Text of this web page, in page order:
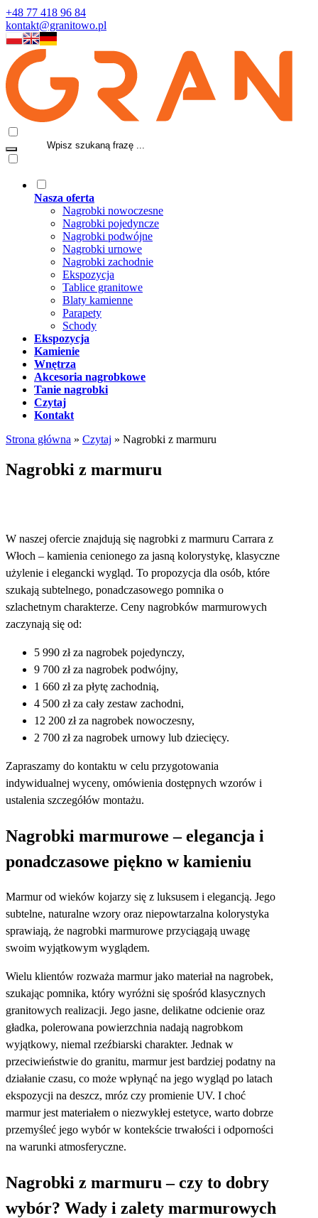
+48 77 418 96 84
kontakt@granitowo.pl
Nasza oferta
Nagrobki nowoczesne
Nagrobki pojedyncze
Nagrobki podwójne
Nagrobki urnowe
Nagrobki zachodnie
Ekspozycja
Tablice granitowe
Blaty kamienne
Parapety
Schody
Ekspozycja
Kamienie
Wnętrza
Akcesoria nagrobkowe
Tanie nagrobki
Czytaj
Kontakt
Strona główna » Czytaj » Nagrobki z marmuru
Nagrobki z marmuru
W naszej ofercie znajdują się nagrobki z marmuru Carrara z
Włoch – kamienia cenionego za jasną kolorystykę, klasyczne
użylenie i elegancki wygląd. To propozycja dla osób, które
szukają subtelnego, ponadczasowego pomnika o
szlachetnym charakterze. Ceny nagrobków marmurowych
zaczynają się od:
5 990 zł za nagrobek pojedynczy,
9 700 zł za nagrobek podwójny,
1 660 zł za płytę zachodnią,
4 500 zł za cały zestaw zachodni,
12 200 zł za nagrobek nowoczesny,
2 700 zł za nagrobek urnowy lub dziecięcy.
Zapraszamy do kontaktu w celu przygotowania
indywidualnej wyceny, omówienia dostępnych wzorów i
ustalenia szczegółów montażu.
Nagrobki marmurowe – elegancja i
ponadczasowe piękno w kamieniu
Marmur od wieków kojarzy się z luksusem i elegancją. Jego
subtelne, naturalne wzory oraz niepowtarzalna kolorystyka
sprawiają, że nagrobki marmurowe przyciągają uwagę
swoim wyjątkowym wyglądem.
Wielu klientów rozważa marmur jako materiał na nagrobek,
szukając pomnika, który wyróżni się spośród klasycznych
granitowych realizacji. Jego jasne, delikatne odcienie oraz
gładka, polerowana powierzchnia nadają nagrobkom
wyjątkowy, niemal rzeźbiarski charakter. Jednak w
przeciwieństwie do granitu, marmur jest bardziej podatny na
działanie czasu, co może wpłynąć na jego wygląd po latach
ekspozycji na deszcz, mróz czy promienie UV. I choć
marmur jest materiałem o niezwykłej estetyce, warto dobrze
przemyśleć jego wybór w kontekście trwałości i odporności
na warunki atmosferyczne.
Nagrobki z marmuru – czy to dobry
wybór? Wady i zalety marmurowych